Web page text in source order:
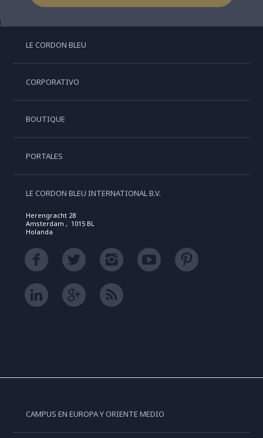
LE CORDON BLEU
CORPORATIVO
BOUTIQUE
PORTALES
LE CORDON BLEU INTERNATIONAL B.V.
Herengracht 28
Amsterdam , 1015 BL
Holanda
CAMPUS EN EUROPA Y ORIENTE MEDIO